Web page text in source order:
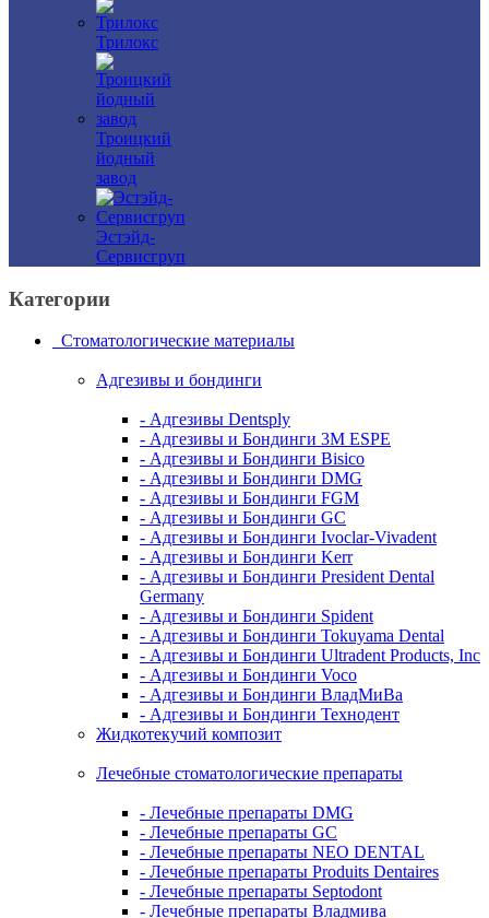
Трилокс
Троицкий
йодный
завод
Эстэйд-
Сервисгруп
Категории
Стоматологические материалы
Адгезивы и бондинги
- Адгезивы Dentsply
- Адгезивы и Бондинги 3M ESPE
- Адгезивы и Бондинги Bisico
- Адгезивы и Бондинги DMG
- Адгезивы и Бондинги FGM
- Адгезивы и Бондинги GC
- Адгезивы и Бондинги Ivoclar-Vivadent
- Адгезивы и Бондинги Kerr
- Адгезивы и Бондинги President Dental
Germany
- Адгезивы и Бондинги Spident
- Адгезивы и Бондинги Tokuyama Dental
- Адгезивы и Бондинги Ultradent Products, Inc
- Адгезивы и Бондинги Voco
- Адгезивы и Бондинги ВладМиВа
- Адгезивы и Бондинги Технодент
Жидкотекучий композит
Лечебные стоматологические препараты
- Лечебные препараты DMG
- Лечебные препараты GC
- Лечебные препараты NEO DENTAL
- Лечебные препараты Produits Dentaires
- Лечебные препараты Septodont
- Лечебные препараты Владмива